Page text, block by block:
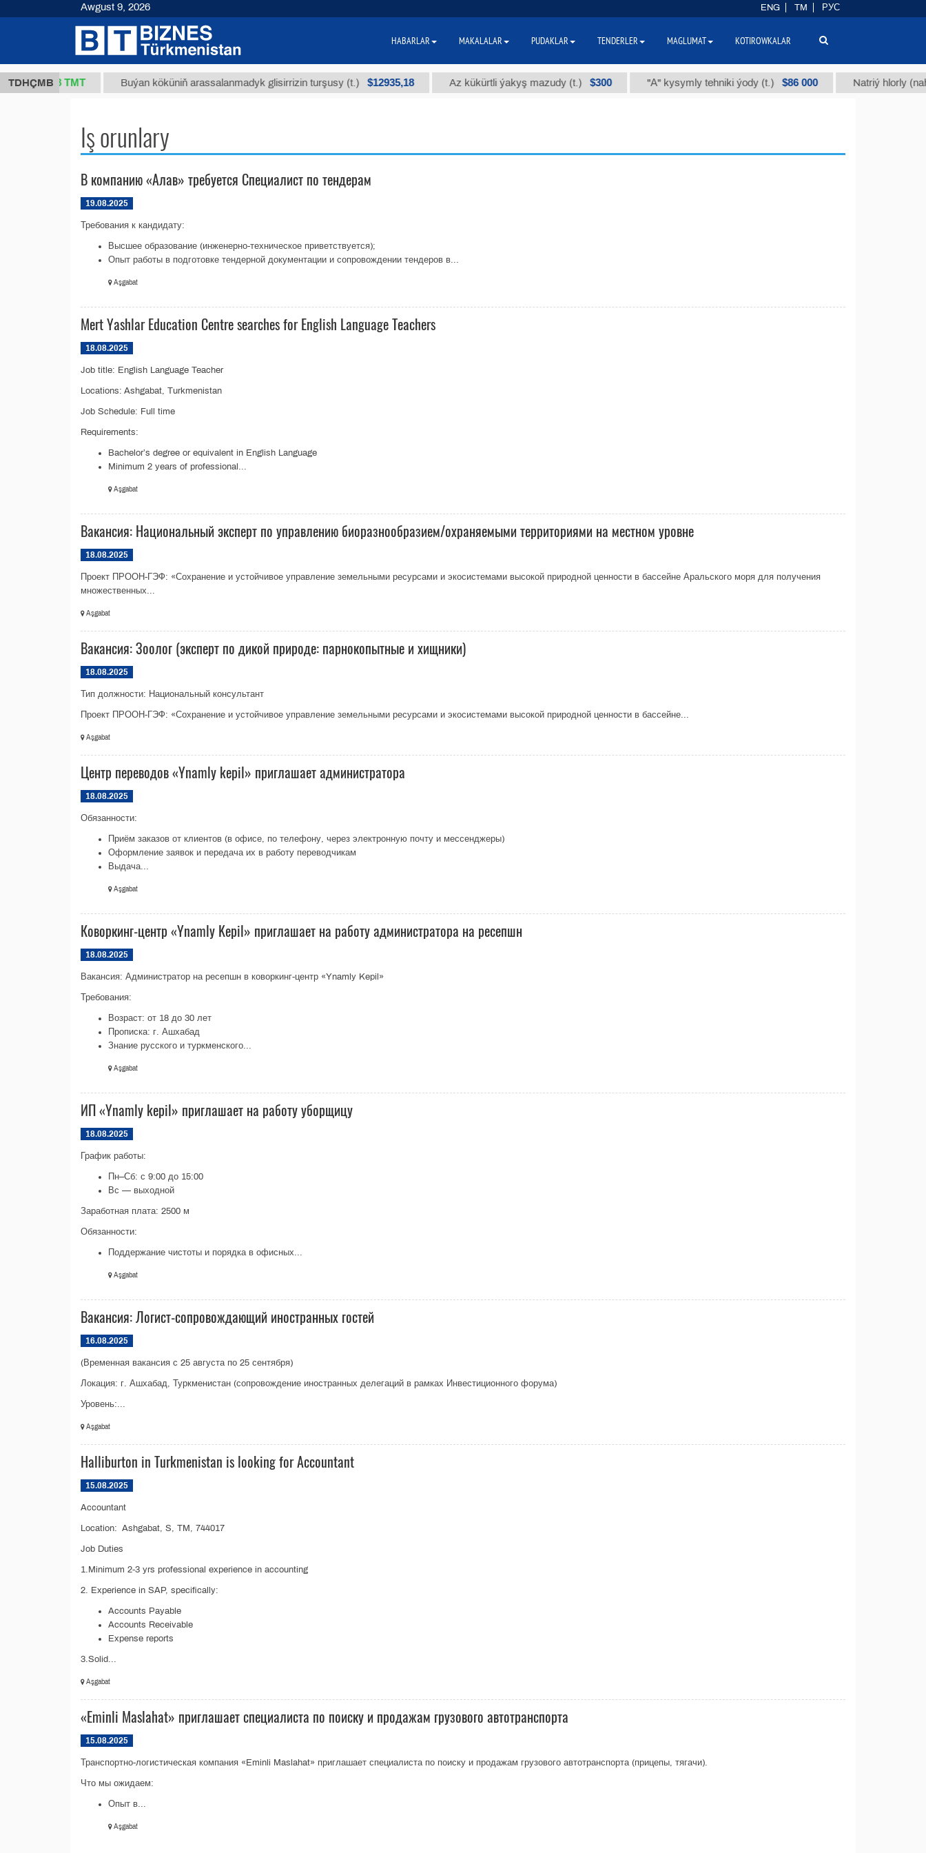
TDHÇMB
37,8 ТМТ Buýan köküniň arassalanmadyk glisirrizin turşusy (t.) $12935,18 Az kükürtli ýakyş mazudy (t.) $300 "А" kysymly tehniki ýody (t.) $86 000 Natriý hlorly (nahar
Iş orunlary
В компанию «Алав» требуется Специалист по тендерам
19.08.2025
Требования к кандидату:
Высшее образование (инженерно-техническое приветствуется);
Опыт работы в подготовке тендерной документации и сопровождении тендеров в...
Aşgabat
Mert Yashlar Education Centre searches for English Language Teachers
18.08.2025
Job title: English Language Teacher
Locations: Ashgabat, Turkmenistan
Job Schedule: Full time
Requirements:
Bachelor’s degree or equivalent in English Language
Minimum 2 years of professional...
Aşgabat
Вакансия: Национальный эксперт по управлению биоразнообразием/охраняемыми территориями на местном уровне
18.08.2025
Проект ПРООН-ГЭФ: «Сохранение и устойчивое управление земельными ресурсами и экосистемами высокой природной ценности в бассейне Аральского моря для получения
множественных...
Aşgabat
Вакансия: Зоолог (эксперт по дикой природе: парнокопытные и хищники)
18.08.2025
Тип должности: Национальный консультант
Проект ПРООН-ГЭФ: «Сохранение и устойчивое управление земельными ресурсами и экосистемами высокой природной ценности в бассейне...
Aşgabat
Центр переводов «Ynamly kepil» приглашает администратора
18.08.2025
Обязанности:
Приём заказов от клиентов (в офисе, по телефону, через электронную почту и мессенджеры)
Оформление заявок и передача их в работу переводчикам
Выдача...
Aşgabat
Коворкинг-центр «Ynamly Kepil» приглашает на работу администратора на ресепшн
18.08.2025
Вакансия: Администратор на ресепшн в коворкинг-центр «Ynamly Kepil»
Требования:
Возраст: от 18 до 30 лет
Прописка: г. Ашхабад
Знание русского и туркменского...
Aşgabat
ИП «Ynamly kepil» приглашает на работу уборщицу
18.08.2025
График работы:
Пн–Сб: с 9:00 до 15:00
Вс — выходной
Заработная плата: 2500 м
Обязанности:
Поддержание чистоты и порядка в офисных...
Aşgabat
Вакансия: Логист-сопровождающий иностранных гостей
16.08.2025
(Временная вакансия с 25 августа по 25 сентября)
Локация: г. Ашхабад, Туркменистан (сопровождение иностранных делегаций в рамках Инвестиционного форума)
Уровень:...
Aşgabat
Halliburton in Turkmenistan is looking for Accountant
15.08.2025
Accountant
Location: Ashgabat, S, TM, 744017
Job Duties
1.Minimum 2-3 yrs professional experience in accounting
2. Experience in SAP, specifically:
Accounts Payable
Accounts Receivable
Expense reports
3.Solid...
Aşgabat
«Eminli Maslahat» приглашает специалиста по поиску и продажам грузового автотранспорта
15.08.2025
Транспортно-логистическая компания «Eminli Maslahat» приглашает специалиста по поиску и продажам грузового автотранспорта (прицепы, тягачи).
Что мы ожидаем:
Опыт в...
Aşgabat
Awgust 9, 2026 ENG TM РУС
HABARLAR MAKALALAR PUDAKLAR TENDERLER MAGLUMAT KOTIROWKALAR